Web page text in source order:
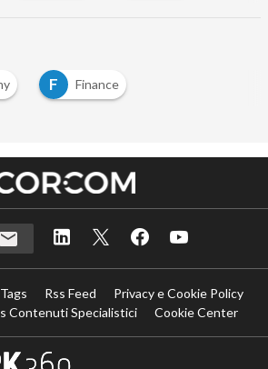
F Finance
Tags Rss Feed
Privacy e Cookie Policy
Contenuti Specialistici
Cookie Center